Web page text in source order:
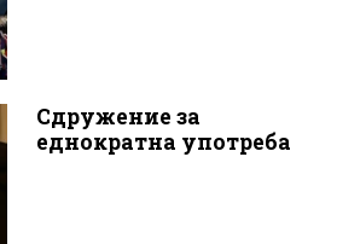
Сдружение за
еднократна употреба